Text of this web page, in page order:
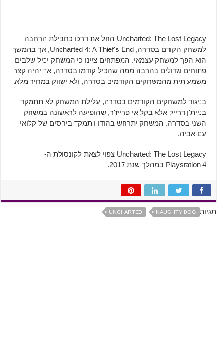
Uncharted: The Lost Legacy החל את דרכו כחבילת הרחבה
למשחק הקודם בסדרה, Uncharted 4: A Thief's End, אך בהמשך
הוא הפך למשחק עצמאי. המפתחים ציינו כי המשחק יכיל שלבים
פתוחים וגדולים בהרבה ממה שהכיל קודמו בסדרה, אך יהיה קצר
משמעותית מהמשחקים הקודמים בסדרה, ולא ישווק במחיר מלא.
בניגוד למשחקים הקודמים בסדרה, עלילת המשחק לא תתמקד
בניית'ן דרייק אלא בקלואי פרייז'ר, שהופיעה לראשונה במשחק
השני בסדרה. המשחק יתרחש בהודו ויתמקד ביחסים של קלואי
עם אביה.
Uncharted: The Lost Legacy צפוי לצאת לקונסולת ה-
Playstation 4 במהלך שנת 2017.
תגיות NAUGHTY DOG
UNCHARTED